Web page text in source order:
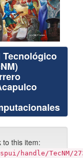
to this item:
handle/TecNM/